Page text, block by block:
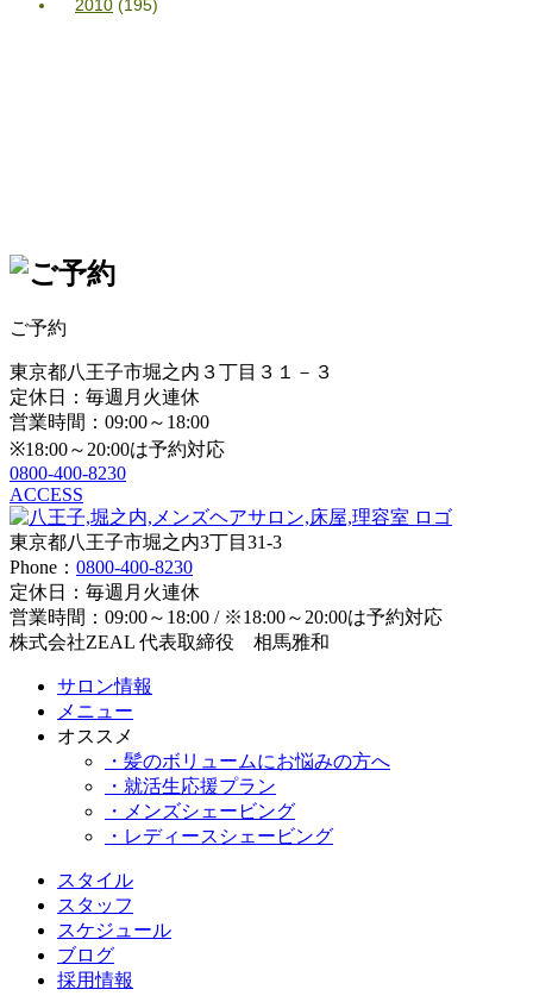
2010 (195)
ご予約
東京都八王子市堀之内３丁目３１－３
定休日：毎週月火連休
営業時間：09:00～18:00
※18:00～20:00は予約対応
0800-400-8230
ACCESS
東京都八王子市堀之内3丁目31-3
Phone： 0800-400-8230
定休日：毎週月火連休
営業時間：09:00～18:00 / ※18:00～20:00は予約対応
株式会社ZEAL 代表取締役 相馬雅和
サロン情報
メニュー
オススメ
・髪のボリュームにお悩みの方へ
・就活生応援プラン
・メンズシェービング
・レディースシェービング
スタイル
スタッフ
スケジュール
ブログ
採用情報